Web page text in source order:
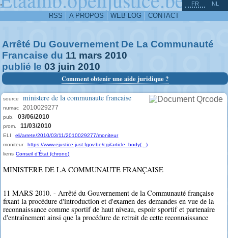
-
RSS A PROPOS WEB LOG CONTACT
FR NL
Arrêté Du Gouvernement De La Communauté
Francaise du 11 mars 2010
publié le 03 juin 2010
Comment obtenir une aide juridique ?
source ministere de la communaute francaise
numac 2010029277
pub. 03/06/2010
prom. 11/03/2010
ELI
eli/arrete/2010/03/11/2010029277/moniteur
moniteur
https://www.ejustice.just.fgov.be/cgi/article_body(...)
liens Conseil d'État (chrono)
MINISTERE DE LA COMMUNAUTE FRANÇAISE
11 MARS 2010. - Arrêté du Gouvernement de la Communauté française
fixant la procédure d'introduction et d'examen des demandes en vue de la
reconnaissance comme sportif de haut niveau, espoir sportif et partenaire
d'entraînement ainsi que la procédure de retrait de cette reconnaissance
^